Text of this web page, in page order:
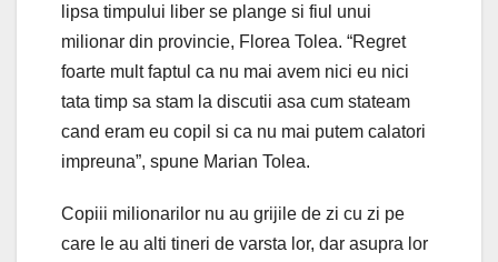
lipsa timpului liber se plange si fiul unui
milionar din provincie, Florea Tolea. “Regret
foarte mult faptul ca nu mai avem nici eu nici
tata timp sa stam la discutii asa cum stateam
cand eram eu copil si ca nu mai putem calatori
impreuna”, spune Marian Tolea.
Copiii milionarilor nu au grijile de zi cu zi pe
care le au alti tineri de varsta lor, dar asupra lor